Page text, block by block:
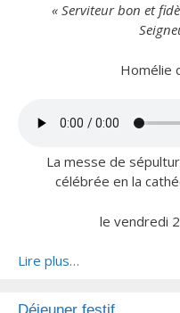
« Serviteur bon et
Homélie
La messe de
célébrée en la
le vendredi
Lire plus…
Déjeuner festif